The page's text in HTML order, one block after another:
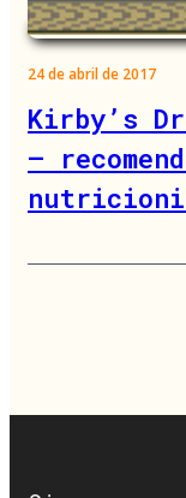
24 de abril de 2017
Kirby’s
–